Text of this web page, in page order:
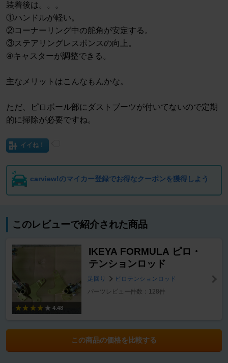
装着後は。。。
①ハンドルが軽い。
②コーナーリング中の舵角が安定する。
③ステアリングレスポンスの向上。
④キャスターが調整できる。
主なメリットはこんなもんかな。
ただ、ピロボール部にダストブーツが付いてないので定期
的に掃除が必要ですね。
イイね！
carview!のマイカー登録でお得なクーポンを獲得しよう
このレビューで紹介された商品
4.48
IKEYA FORMULA ピロ・
テンションロッド
足回り
ピロテンションロッド
パーツレビュー件数：128件
この商品の価格を比較する